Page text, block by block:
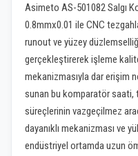
Asimeto AS-501082 Salgı
0.8mmx0.01 ile CNC
runout ve yüzey
gerçekleştirerek işleme
mekanizmasıyla dar erişim
sunan bu komparatör saati,
süreçlerinin vazgeçilmez
dayanıklı mekanizması ve
endüstriyel ortamda uzun